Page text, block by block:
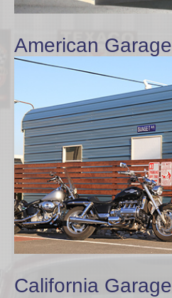
American Garage
California Garage